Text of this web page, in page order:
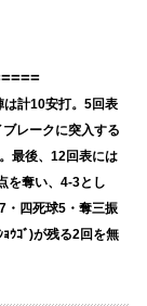
は計10安打。5回表
レークに突入する
最後、12回表には
を奪い、4-3とし
・四死球5・奪三振
ｳｺﾞ)が残る2回を無